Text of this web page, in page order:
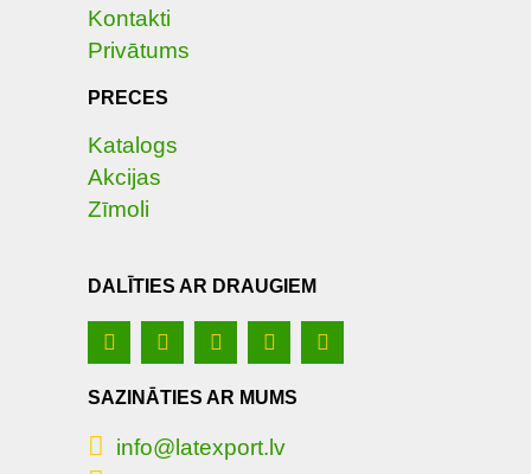
Kontakti
Privātums
PRECES
Katalogs
Akcijas
Zīmoli
DALĪTIES AR DRAUGIEM
SAZINĀTIES AR MUMS
info@latexport.lv